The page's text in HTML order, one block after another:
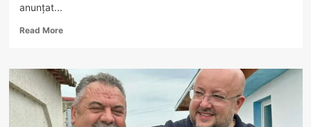
anunțat...
Read MoreRead
Centrul
Medical
Permanență
Ostroveni